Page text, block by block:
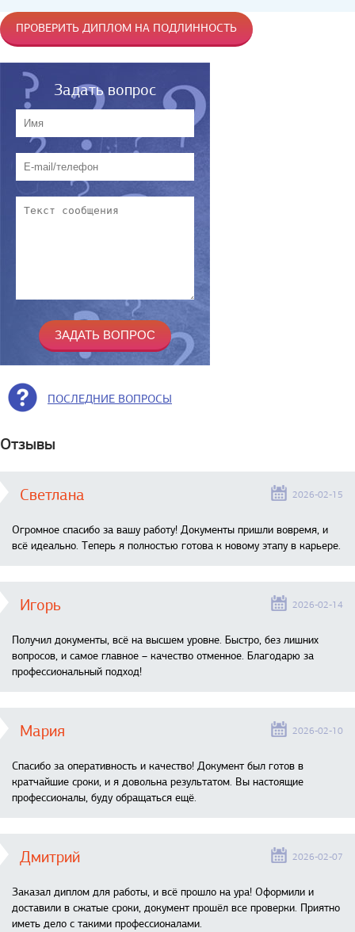
ПРОВЕРИТЬ ДИПЛОМ НА ПОДЛИННОСТЬ
Задать вопрос
ПОСЛЕДНИЕ ВОПРОСЫ
Отзывы
Светлана 2026-02-15
Огромное спасибо за вашу работу! Документы пришли вовремя, и
всё идеально. Теперь я полностью готова к новому этапу в карьере.
Игорь 2026-02-14
Получил документы, всё на высшем уровне. Быстро, без лишних
вопросов, и самое главное – качество отменное. Благодарю за
профессиональный подход!
Мария 2026-02-10
Спасибо за оперативность и качество! Документ был готов в
кратчайшие сроки, и я довольна результатом. Вы настоящие
профессионалы, буду обращаться ещё.
Дмитрий 2026-02-07
Заказал диплом для работы, и всё прошло на ура! Оформили и
доставили в сжатые сроки, документ прошёл все проверки. Приятно
иметь дело с такими профессионалами.